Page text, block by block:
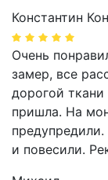
Константин
Очень
замер, все
дорогой ткани
пришла. На
предупредили.
и повесили.